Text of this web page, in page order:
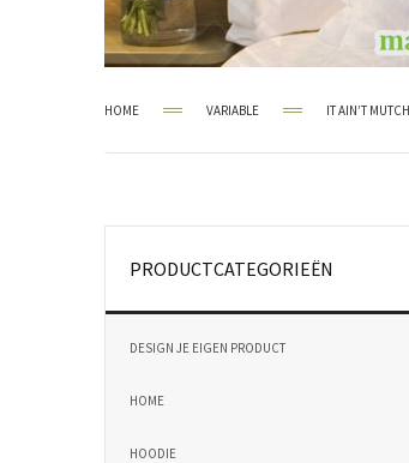
HOME VARIABLE IT AIN’T
PRODUCTCATEGORIEËN
DESIGN JE EIGEN PRODUCT
HOME
HOODIE